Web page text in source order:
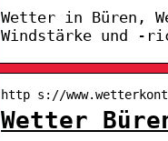
Wetter in Büren,
Windstärke und -
http s://
Wetter